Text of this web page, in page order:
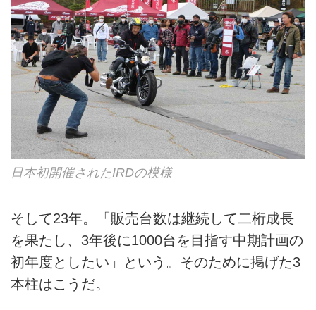
日本初開催されたIRDの模様
そして23年。「販売台数は継続して二桁成長
を果たし、3年後に1000台を目指す中期計画の
初年度としたい」という。そのために掲げた3
本柱はこうだ。